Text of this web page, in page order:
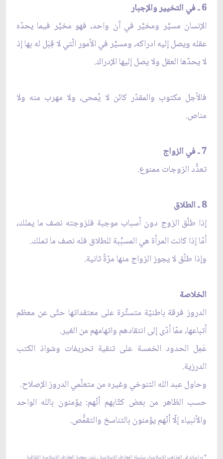
6 ـ في التخيير والإجبار
الإنسان مسيَّر ومخيَّر في آن واحد، فهو مخيَّر فيما يحدّه
عقله ويصل إليه ادراكه، ومسيَّر في الأمور الّتي لا قِبَل له بها إذ
لا يحدّها العقل ولا يصل إليها الإدراك.
فالأجل مكتوب والمقدّر كائن لا يُمحى، ولا مهرب منه ولا
مناص.
7 ـ في الزواج
تعدُّد الزوجات ممنوع.
8 ـ الطلاق
إذا طلّق الزوج دون أسباب موجبة فلزوجته نصف ما يملك،
أمّا إذا كانت المرأة هي المسبِّبة للطلاق فله نصف ما تملك.
وإذا طلّق لا يجوز الزواج منها مرّةً ثانية.
الخلاصة
الدروز فرقة باطنيّة متستِّرة على معتقداتها حتّى عن معظم
أتباعها، ممّا أدّى إلى انتقادهم واتهامهم من الغير.
عَمِل الحدود الخمسة على تنقية تحريفات وشواذ الكتب
الدرزية.
وحاول عبد الله التنوخي وغيره من متعلّمي الدروز الإصلاح.
حسب الظاهر من بعض كتّابهم أنّهم: يؤمنون بالله الواحد
والأنبياء إلّا أنّهم يؤمنون بالتناسخ والتقمُّص.
*دراسات في المذاهب الإسلامية, سلسلة المعارف الإسلامية ,نشر: جمعية المعارف الإسلامية الثقافية